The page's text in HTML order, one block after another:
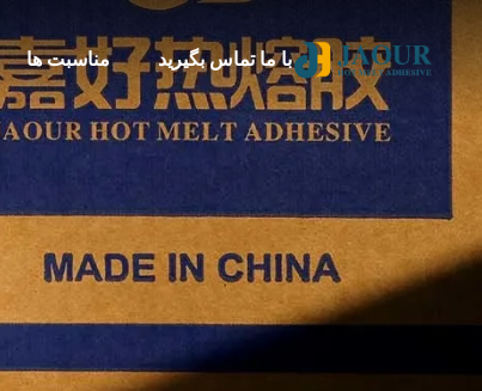
مناسبت ها با ما تماس بگیرید